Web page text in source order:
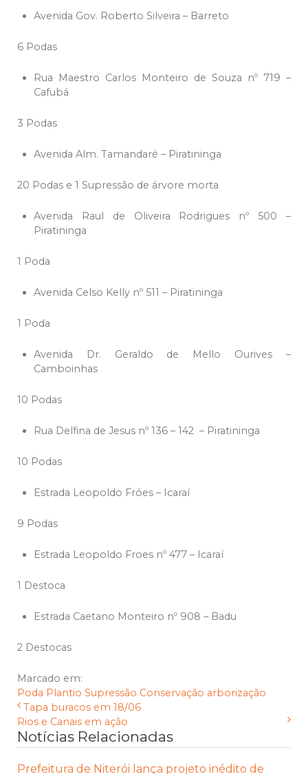
Avenida Gov. Roberto Silveira – Barreto
6 Podas
Rua Maestro Carlos Monteiro de Souza nº 719 –
Cafubá
3 Podas
Avenida Alm. Tamandaré – Piratininga
20 Podas e 1 Supressão de árvore morta
Avenida Raul de Oliveira Rodrigues nº 500 –
Piratininga
1 Poda
Avenida Celso Kelly nº 511 – Piratininga
1 Poda
Avenida Dr. Geraldo de Mello Ourives –
Camboinhas
10 Podas
Rua Delfina de Jesus nº 136 – 142 – Piratininga
10 Podas
Estrada Leopoldo Fróes – Icaraí
9 Podas
Estrada Leopoldo Froes nº 477 – Icaraí
1 Destoca
Estrada Caetano Monteiro nº 908 – Badu
2 Destocas
Marcado em:
Poda Plantio Supressão Conservação arborização
Tapa buracos em 18/06
Rios e Canais em ação
Notícias Relacionadas
Prefeitura de Niterói lança projeto inédito de